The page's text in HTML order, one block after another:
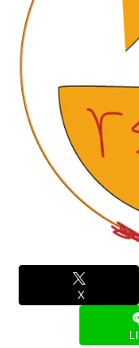
X